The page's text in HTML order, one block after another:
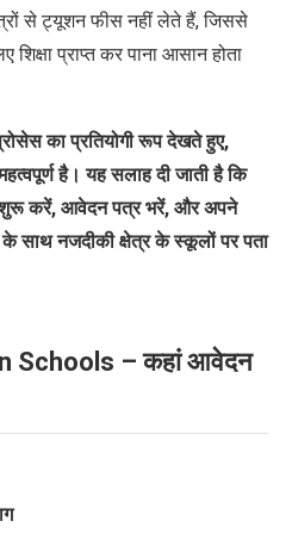
से ट्यूशन फीस नहीं लेते हैं,जिससे
प्राप्त कर पाना आसान होता
का प्रतियोगी रूप देखते हुए,
है। यह सलाह दी जाती है कि
करें, आवेदन पत्र भरें, और अपने
के साथ नजदीकी क्षेत्र के स्कूलों पर पता
Schools – कहां आवेदन